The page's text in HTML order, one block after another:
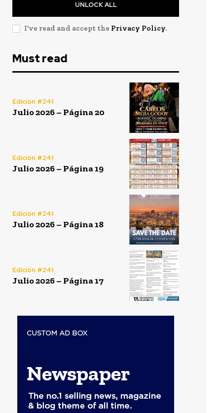
UNLOCK ALL
I've read and accept the Privacy Policy.
Must read
Edición #241
Julio 2026 – Página 20
Edición #241
Julio 2026 – Página 19
Edición #241
Julio 2026 – Página 18
Edición #241
Julio 2026 – Página 17